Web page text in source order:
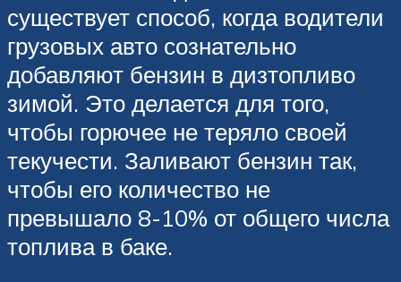
существует способ, когда водители
грузовых авто сознательно
добавляют бензин в дизтопливо
зимой. Это делается для того,
чтобы горючее не теряло своей
текучести. Заливают бензин так,
чтобы его количество не
превышало 8-10% от общего числа
топлива в баке.